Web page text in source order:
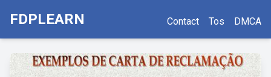
FDPLEARN Contact Tos DMCA